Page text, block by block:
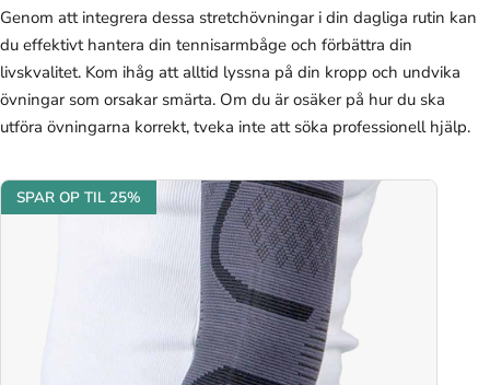
Genom att integrera dessa stretchövningar i din dagliga rutin kan
du effektivt hantera din tennisarmbåge och förbättra din
livskvalitet. Kom ihåg att alltid lyssna på din kropp och undvika
övningar som orsakar smärta. Om du är osäker på hur du ska
utföra övningarna korrekt, tveka inte att söka professionell hjälp.
SPAR OP TIL 25%